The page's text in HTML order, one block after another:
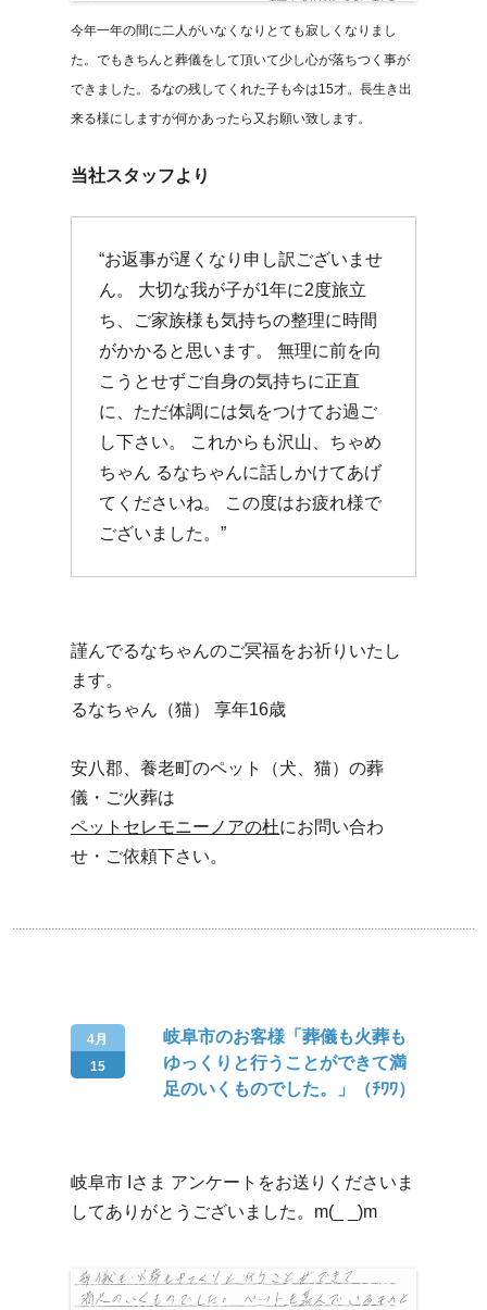
今年一年の間に二人がいなくなりとても寂しくなりまし
た。でもきちんと葬儀をして頂いて少し心が落ちつく事が
できました。るなの残してくれた子も今は15才。長生き出
来る様にしますが何かあったら又お願い致します。
当社スタッフより
“お返事が遅くなり申し訳ございませ
ん。 大切な我が子が1年に2度旅立
ち、ご家族様も気持ちの整理に時間
がかかると思います。 無理に前を向
こうとせずご自身の気持ちに正直
に、ただ体調には気をつけてお過ご
し下さい。 これからも沢山、ちゃめ
ちゃん るなちゃんに話しかけてあげ
てくださいね。 この度はお疲れ様で
ございました。”
謹んでるなちゃんのご冥福をお祈りいたし
ます。
るなちゃん（猫） 享年16歳
安八郡、養老町のペット（犬、猫）の葬
儀・ご火葬は
ペットセレモニーノアの杜にお問い合わ
せ・ご依頼下さい。
4月
15
岐阜市のお客様「葬儀も火葬も
ゆっくりと行うことができて満
足のいくものでした。」（ﾁﾜﾜ）
岐阜市 Iさま アンケートをお送りくださいま
してありがとうございました。m(_ _)m